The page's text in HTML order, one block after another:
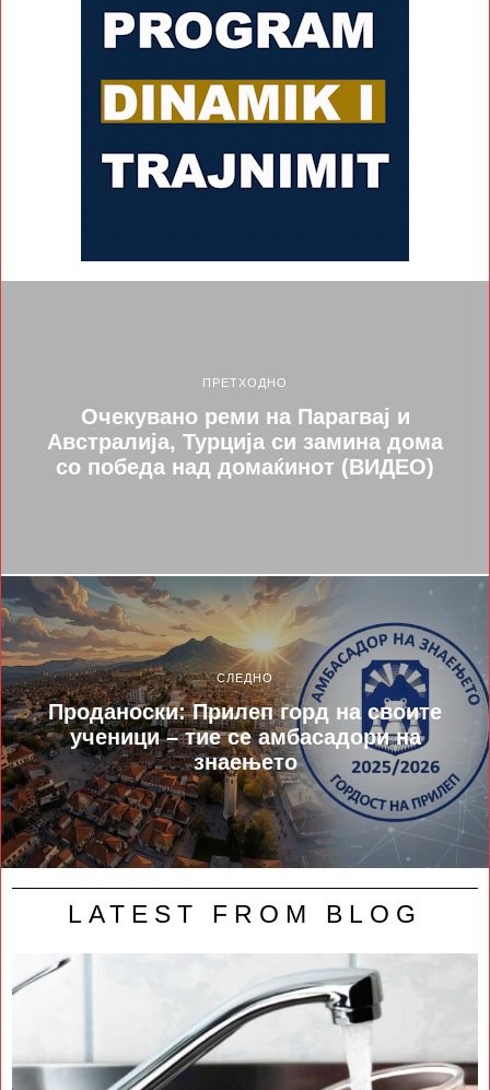
ПРЕТХОДНО
Очекувано реми на Парагвај и
Австралија, Турција си замина дома
со победа над домаќинот (ВИДЕО)
СЛЕДНО
Проданоски: Прилеп горд на своите
ученици – тие се амбасадори на
знаењето
LATEST FROM BLOG